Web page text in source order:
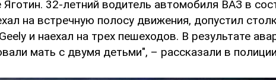
32-летний водитель автомобиля ВАЗ в
на встречную полосу движения, допустил
и наехал на трех пешеходов. В результате
мать с двумя детьми", – рассказали в